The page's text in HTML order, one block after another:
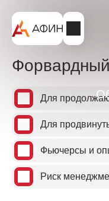
Для
Для
Фьючерсы и
Риск